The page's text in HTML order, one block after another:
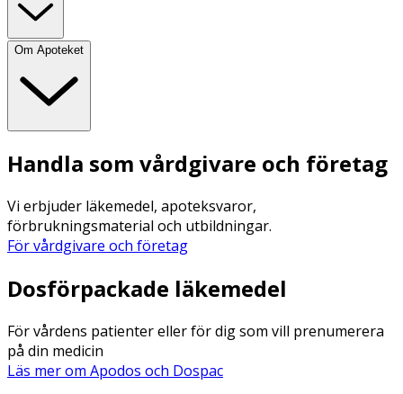
Om Apoteket
Handla som vårdgivare och företag
Vi erbjuder läkemedel, apoteksvaror,
förbrukningsmaterial och utbildningar.
För vårdgivare och företag
Dosförpackade läkemedel
För vårdens patienter eller för dig som vill prenumerera
på din medicin
Läs mer om Apodos och Dospac